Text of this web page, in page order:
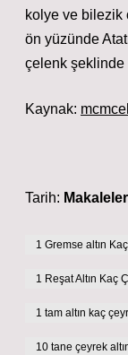
kolye ve bilezik
ön yüzünde
çelenk şeklinde
Kaynak:
Tarih: Makaleler
1 Gremse altın
1 Reşat Altın Kaç
1 tam altın kaç
10 tane çeyrek